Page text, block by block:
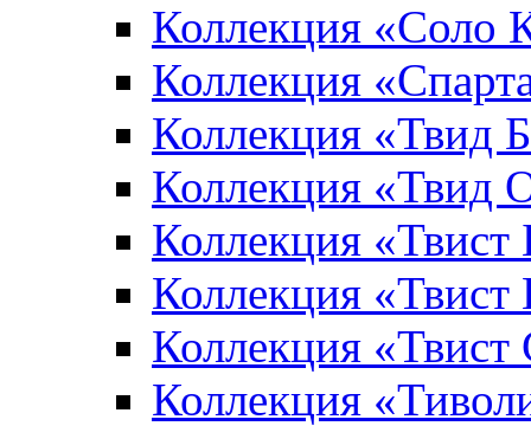
Коллекция «Соло
Коллекция
Коллекция «Твид
Коллекция «Твид
Коллекция
Коллекция
Коллекция
Коллекция